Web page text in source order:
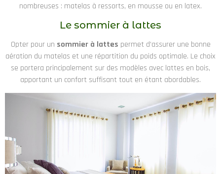
nombreuses : matelas à ressorts, en mousse ou en latex.
Le sommier à lattes
Opter pour un sommier à lattes permet d’assurer une bonne
aération du matelas et une répartition du poids optimale. Le choix
se portera principalement sur des modèles avec lattes en bois,
apportant un confort suffisant tout en étant abordables.